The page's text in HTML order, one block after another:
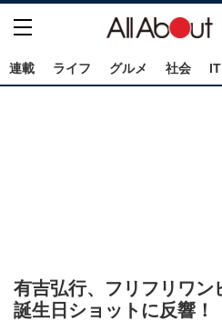
連載 ライフ グルメ 社会
有吉弘行、フリフリワン
誕生日ショットに反響！